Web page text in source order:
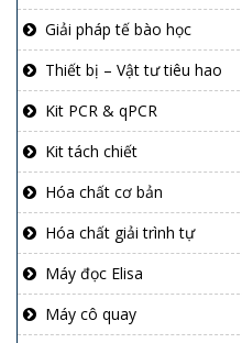
Giải pháp tế bào học
Thiết bị – Vật tư tiêu hao
Kit PCR & qPCR
Kit tách chiết
Hóa chất cơ bản
Hóa chất giải trình tự
Máy đọc Elisa
Máy cô quay